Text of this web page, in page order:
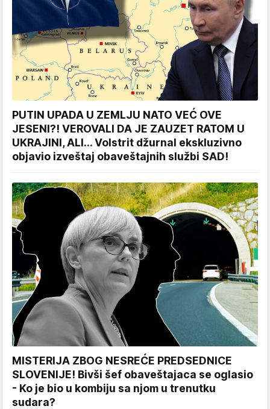
PUTIN UPADA U ZEMLJU NATO VEĆ OVE
JESENI?! VEROVALI DA JE ZAUZET RATOM U
UKRAJINI, ALI... Volstrit džurnal ekskluzivno
objavio izveštaj obaveštajnih službi SAD!
MISTERIJA ZBOG NESREĆE PREDSEDNICE
SLOVENIJE! Bivši šef obaveštajaca se oglasio
- Ko je bio u kombiju sa njom u trenutku
sudara?